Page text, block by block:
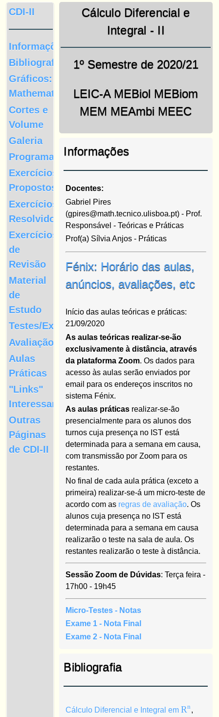
CDI-II
Informações
Bibliografia
Gráficos:
Mathematica
Cortes e
Volume
Galeria
Programa
Exercícios
Propostos
Exercícios
Resolvidos
Exercícios
de
Revisão
Material
de
Estudo
Testes/Exames
Avaliação
Aulas
Práticas
"Links"
Interessantes
Outras
Páginas
de CDI-II
Cálculo Diferencial e
Integral - II
1º Semestre de 2020/21
LEIC-A MEBiol MEBiom
MEM MEAmbi MEEC
Informações
Docentes:
Gabriel Pires
(gpires@math.tecnico.ulisboa.pt) - Prof.
Responsável - Teóricas e Práticas
Prof(a) Sílvia Anjos - Práticas
Fénix: Horário das aulas,
anúncios, avaliações, etc
Início das aulas teóricas e práticas:
21/09/2020
As aulas teóricas realizar-se-ão
exclusivamente à distância, através
da plataforma Zoom. Os dados para
acesso às aulas serão enviados por
email para os endereços inscritos no
sistema Fénix.
As aulas práticasrealizar-se-ão
presencialmente para os alunos dos
turnos cuja presença no IST está
determinada para a semana em causa,
com transmissão por Zoom para os
restantes.
No final de cada aula prática (exceto a
primeira) realizar-se-á um micro-teste de
acordo com as regras de avaliação. Os
alunos cuja presença no IST está
determinada para a semana em causa
realizarão o teste na sala de aula. Os
restantes realizarão o teste à distância.
Sessão Zoom de Dúvidas: Terça feira -
17h00 - 19h45
Micro-Testes - Notas
Exame 1 - Nota Final
Exame 2 - Nota Final
Bibliografia
Cálculo Diferencial e Integral em Rn ,